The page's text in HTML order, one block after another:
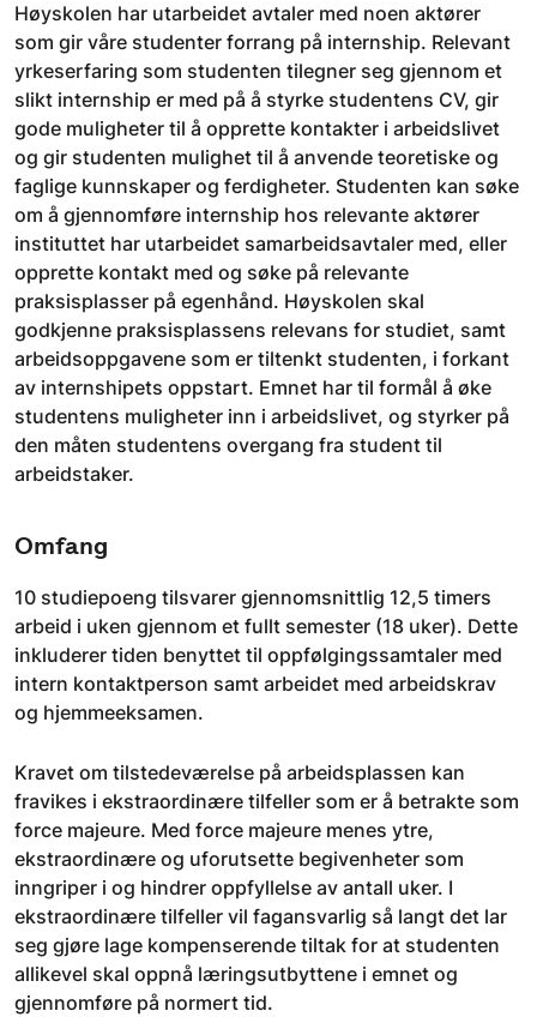
Høyskolen har utarbeidet avtaler med noen aktører
som gir våre studenter forrang på internship. Relevant
yrkeserfaring som studenten tilegner seg gjennom et
slikt internship er med på å styrke studentens CV, gir
gode muligheter til å opprette kontakter i arbeidslivet
og gir studenten mulighet til å anvende teoretiske og
faglige kunnskaper og ferdigheter. Studenten kan søke
om å gjennomføre internship hos relevante aktører
instituttet har utarbeidet samarbeidsavtaler med, eller
opprette kontakt med og søke på relevante
praksisplasser på egenhånd. Høyskolen skal
godkjenne praksisplassens relevans for studiet, samt
arbeidsoppgavene som er tiltenkt studenten, i forkant
av internshipets oppstart. Emnet har til formål å øke
studentens muligheter inn i arbeidslivet, og styrker på
den måten studentens overgang fra student til
arbeidstaker.
Omfang
10 studiepoeng tilsvarer gjennomsnittlig 12,5 timers
arbeid i uken gjennom et fullt semester (18 uker). Dette
inkluderer tiden benyttet til oppfølgingssamtaler med
intern kontaktperson samt arbeidet med arbeidskrav
og hjemmeeksamen.
Kravet om tilstedeværelse på arbeidsplassen kan
fravikes i ekstraordinære tilfeller som er å betrakte som
force majeure. Med force majeure menes ytre,
ekstraordinære og uforutsette begivenheter som
inngriper i og hindrer oppfyllelse av antall uker. I
ekstraordinære tilfeller vil fagansvarlig så langt det lar
seg gjøre lage kompenserende tiltak for at studenten
allikevel skal oppnå læringsutbyttene i emnet og
gjennomføre på normert tid.